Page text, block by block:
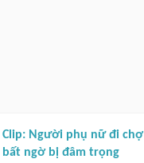
Clip: Người phụ nữ đi chợ
bất ngờ bị đâm trọng